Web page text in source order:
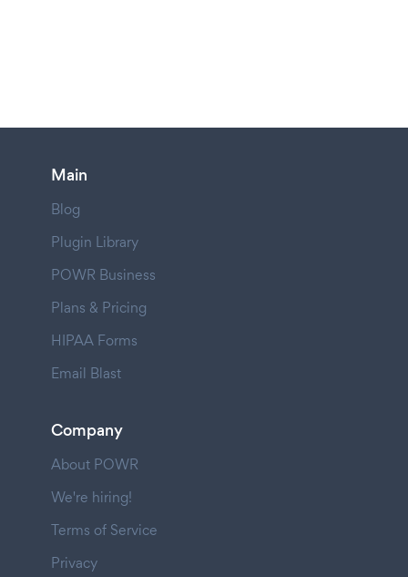
Main
Blog
Plugin Library
POWR Business
Plans & Pricing
HIPAA Forms
Email Blast
Company
About POWR
We're hiring!
Terms of Service
Privacy